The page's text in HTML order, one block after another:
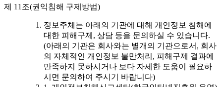
제 11조(권익침해 구제방법)
정보주체는 아래의 기관에 대해 개인정보 침해에
대한 피해구제, 상담 등을 문의하실 수 있습니다.
(아래의 기관은 회사와는 별개의 기관으로서, 회사
의 자체적인 개인정보 불만처리, 피해구제 결과에
만족하지 못하시거나 보다 자세한 도움이 필요하
시면 문의하여 주시기 바랍니다)